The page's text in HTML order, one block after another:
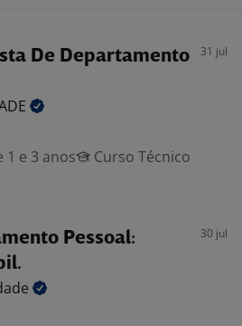
De Departamento
31 jul
1 e 3 anos
Curso Técnico
Pessoal:
30 jul